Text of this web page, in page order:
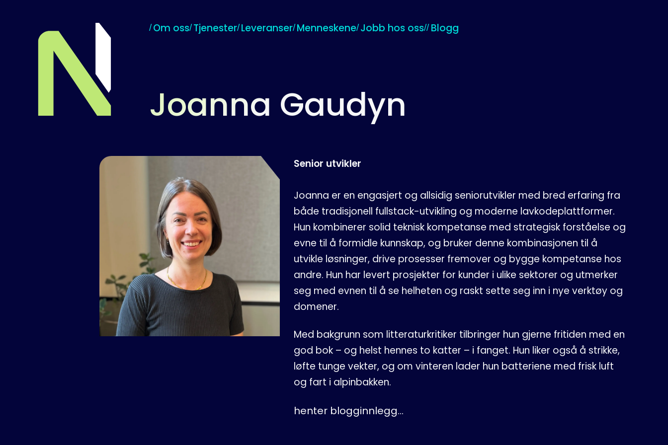
Til startsidenOm oss Tjenester Leveranser Menneskene Jobb hos oss Blogg
Joanna Gaudyn
Senior utvikler
Joanna er en engasjert og allsidig seniorutvikler med bred erfaring fra
både tradisjonell fullstack-utvikling og moderne lavkodeplattformer.
Hun kombinerer solid teknisk kompetanse med strategisk forståelse og
evne til å formidle kunnskap, og bruker denne kombinasjonen til å
utvikle løsninger, drive prosesser fremover og bygge kompetanse hos
andre. Hun har levert prosjekter for kunder i ulike sektorer og utmerker
seg med evnen til å se helheten og raskt sette seg inn i nye verktøy og
domener.
Med bakgrunn som litteraturkritiker tilbringer hun gjerne fritiden med en
god bok – og helst hennes to katter – i fanget. Hun liker også å strikke,
løfte tunge vekter, og om vinteren lader hun batteriene med frisk luft
og fart i alpinbakken.
henter blogginnlegg...